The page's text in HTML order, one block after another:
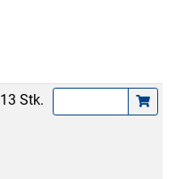
13 Stk.